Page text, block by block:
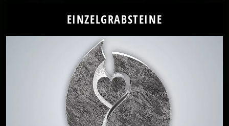
EINZELGRABSTEINE